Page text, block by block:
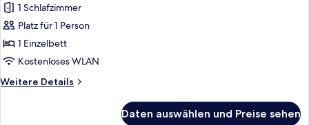
für
Einzelzimmer
anzeigen
1 Schlafzimmer
Platz für 1 Person
1 Einzelbett
Kostenloses WLAN
Weitere Details
Weitere
Daten auswählen und Preise sehen